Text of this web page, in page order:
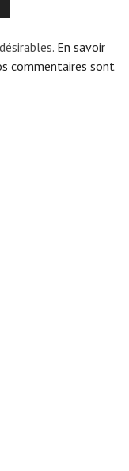
En savoir
commentaires sont